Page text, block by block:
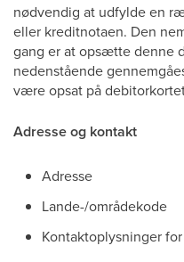
nødvendig at udfylde en
eller kreditnotaen. Den
gang er at opsætte denne
nedenstående
være opsat på
Adresse og kontakt
Adresse
Lande-/områdekode
Kontaktoplysninger